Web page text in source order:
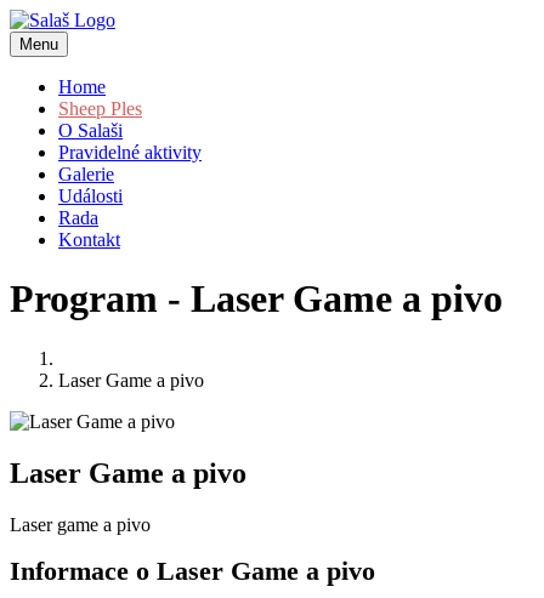
Menu
Home
Sheep Ples
O Salaši
Pravidelné aktivity
Galerie
Události
Rada
Kontakt
Program - Laser Game a pivo
Laser Game a pivo
Laser Game a pivo
Laser game a pivo
Informace o Laser Game a pivo